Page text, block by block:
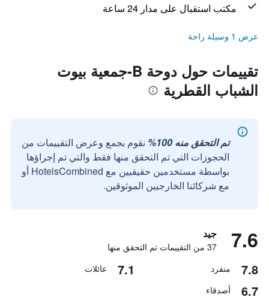
مكتب استقبال على مدار 24 ساعة
عرض 1 وسيلة راحة
تقييمات حول دوحة B-جمعية بيوت
الشباب القطرية
تم التحقق منه 100%
نقوم بجمع وعرض التقييمات من
الحجوزات التي تم التحقق منها فقط والتي تم إجراؤها
بواسطة مستخدمين حقيقيين مع HotelsCombined أو
مع شركائنا الخارجيين الموثوقين.
7.6 جيد
37 من التقييمات تم التحقق منها
7.8 منفرد 7.1 عائلات
6.7 أصدقاء